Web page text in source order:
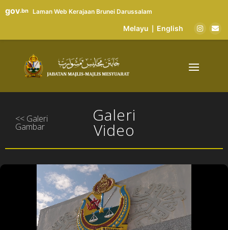
gov.bn Laman Web Kerajaan Brunei Darussalam
Melayu English
<< Galeri
Gambar
Galeri
Video